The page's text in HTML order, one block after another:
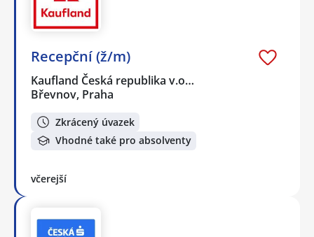
Recepční (ž/m)
Kaufland Česká republika v.o…
Břevnov, Praha
Zkrácený úvazek
Vhodné také pro absolventy
včerejší